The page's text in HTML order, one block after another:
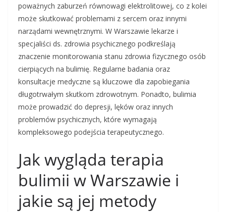
poważnych zaburzeń równowagi elektrolitowej, co z kolei
może skutkować problemami z sercem oraz innymi
narządami wewnętrznymi. W Warszawie lekarze i
specjaliści ds. zdrowia psychicznego podkreślają
znaczenie monitorowania stanu zdrowia fizycznego osób
cierpiących na bulimię. Regularne badania oraz
konsultacje medyczne są kluczowe dla zapobiegania
długotrwałym skutkom zdrowotnym. Ponadto, bulimia
może prowadzić do depresji, lęków oraz innych
problemów psychicznych, które wymagają
kompleksowego podejścia terapeutycznego.
Jak wygląda terapia
bulimii w Warszawie i
jakie są jej metody